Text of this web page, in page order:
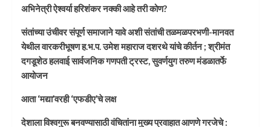
अभिनेत्री ऐश्वर्या हरिशंकर नक्की आहे तरी कोण?
संतांच्या उंचीवर संपूर्ण समाजाने यावे अशी संतांची तळमळपरभणी-मानवत
येथील वारकरीभूषण ह.भ.प. उमेश महाराज दशरथे यांचे कीर्तन ; श्रीमंत
दगडूशेठ हलवाई सार्वजनिक गणपती ट्रस्ट, सुवर्णयुग तरुण मंडळातर्फे
आयोजन
आता ‘मद्या’वरही ‘एफडीए’चे लक्ष
देशाला विश्वगुरू बनवण्यासाठी वंचितांना मुख्य प्रवाहात आणणे गरजेचे :